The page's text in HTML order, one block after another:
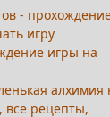
-
игру
игры на
алхимия
все рецепты,